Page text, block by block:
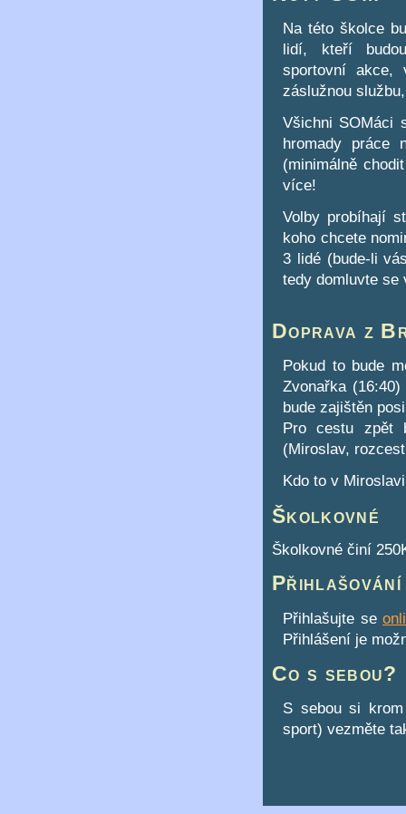
Na této školce
lidí, kteří
sportovní
záslužnou
Všichni SOMáci
hromady práce
(minimálně
více!
Volby probíhají
koho chcete
3 lidé (bude-li
tedy domluvte se
Doprava z
Pokud to bude
Zvonařka
bude zajištěn
Pro cestu zpět
(Miroslav,
Kdo to v
Školkovné
Školkovné činí
Přihlašování
Přihlašujte se
Přihlášení je
Co s sebou?
S sebou si
sport) vezměte